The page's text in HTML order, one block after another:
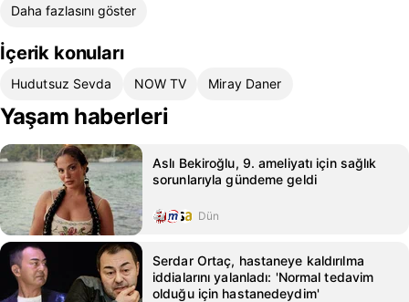
Daha fazlasını göster
İçerik konuları
Hudutsuz Sevda NOW TV Miray Daner
Yaşam haberleri
Aslı Bekiroğlu, 9. ameliyatı için sağlık
sorunlarıyla gündeme geldi
Dün
Serdar Ortaç, hastaneye kaldırılma
iddialarını yalanladı: 'Normal tedavim
olduğu için hastanedeydim'